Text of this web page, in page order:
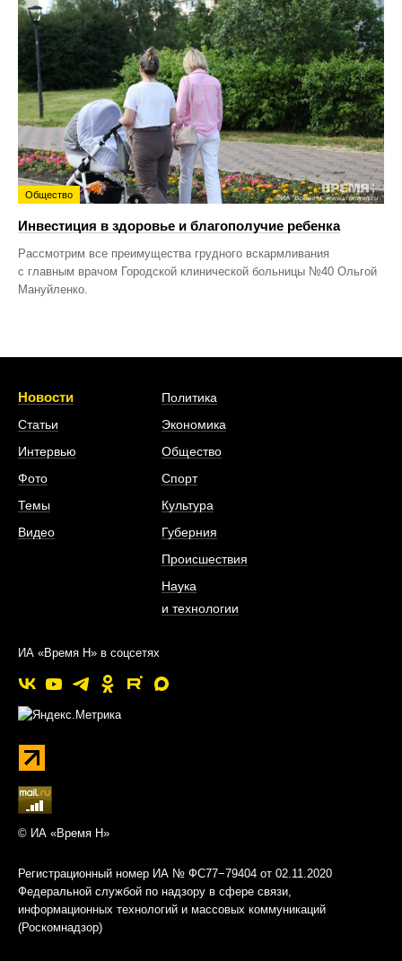
Общество
Инвестиция в здоровье и благополучие ребенка
Рассмотрим все преимущества грудного вскармливания
с главным врачом Городской клинической больницы №40 Ольгой
Мануйленко.
Новости
Статьи
Интервью
Фото
Темы
Видео
Политика
Экономика
Общество
Спорт
Культура
Губерния
Происшествия
Наука
и технологии
ИА «Время Н» в соцсетях
© ИА «Время Н»
Регистрационный номер ИА № ФС77−79404 от 02.11.2020
Федеральной службой по надзору в сфере связи,
информационных технологий и массовых коммуникаций
(Роскомнадзор)